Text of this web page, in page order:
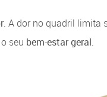
. A dor no quadril limita
seu bem-estar geral.